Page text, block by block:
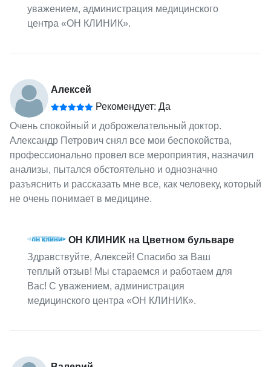
уважением, администрация медицинского
центра «ОН КЛИНИК».
Алексей
Рекомендует: Да
Очень спокойный и доброжелательный доктор.
Александр Петрович снял все мои беспокойства,
профессионально провел все мероприятия, назначил
анализы, пытался обстоятельно и однозначно
разъяснить и рассказать мне все, как человеку, который
не очень понимает в медицине.
ОН КЛИНИК на Цветном бульваре
Здравствуйте, Алексей! Спасибо за Ваш
теплый отзыв! Мы стараемся и работаем для
Вас! С уважением, администрация
медицинского центра «ОН КЛИНИК».